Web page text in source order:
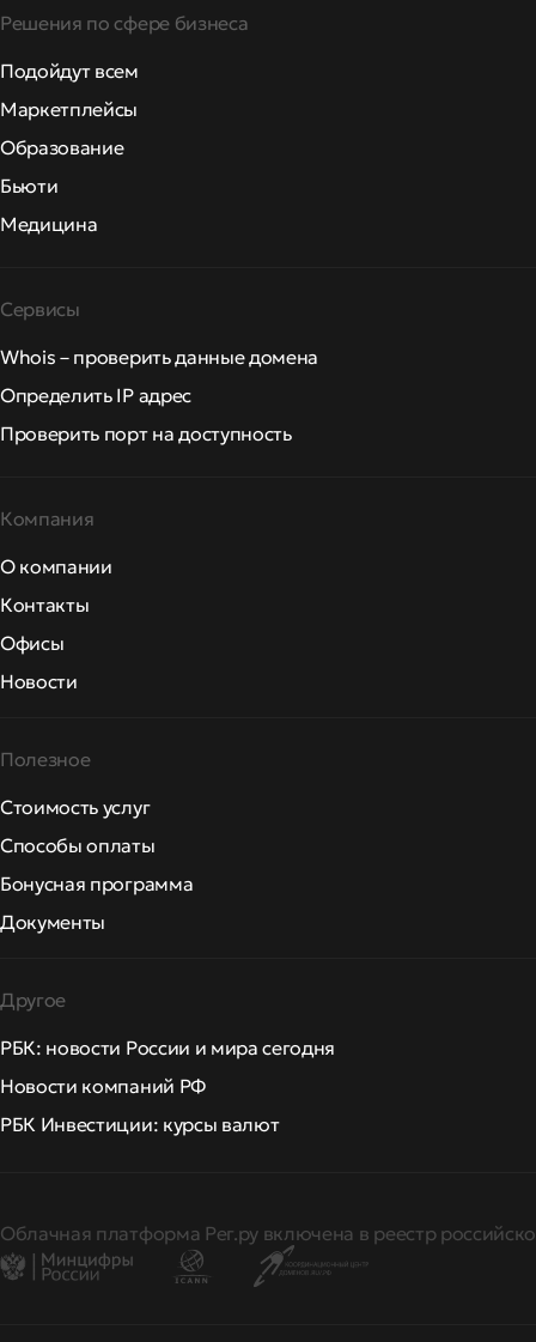
Решения по сфере бизнеса
Подойдут всем
Маркетплейсы
Образование
Бьюти
Медицина
Сервисы
Whois – проверить данные домена
Определить IP адрес
Проверить порт на доступность
Компания
О компании
Контакты
Офисы
Новости
Полезное
Стоимость услуг
Способы оплаты
Бонусная программа
Документы
Другое
РБК: новости России и мира сегодня
Новости компаний РФ
РБК Инвестиции: курсы валют
Облачная платформа Рег.ру включена в реестр